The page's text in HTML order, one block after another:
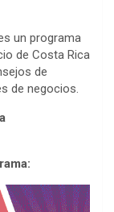
un programa
de Costa Rica
de
de negocios.